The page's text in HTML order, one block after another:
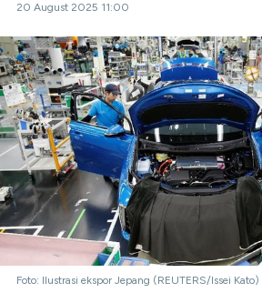
20 August 2025 11:00
Foto: Ilustrasi ekspor Jepang (REUTERS/Issei Kato)